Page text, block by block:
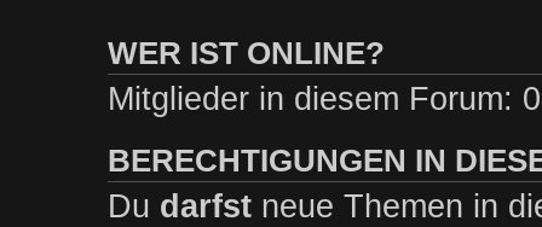
WER IST ONLINE?
Mitglieder in diesem Forum:
BERECHTIGUNGEN IN
Du darfstneue Themen in